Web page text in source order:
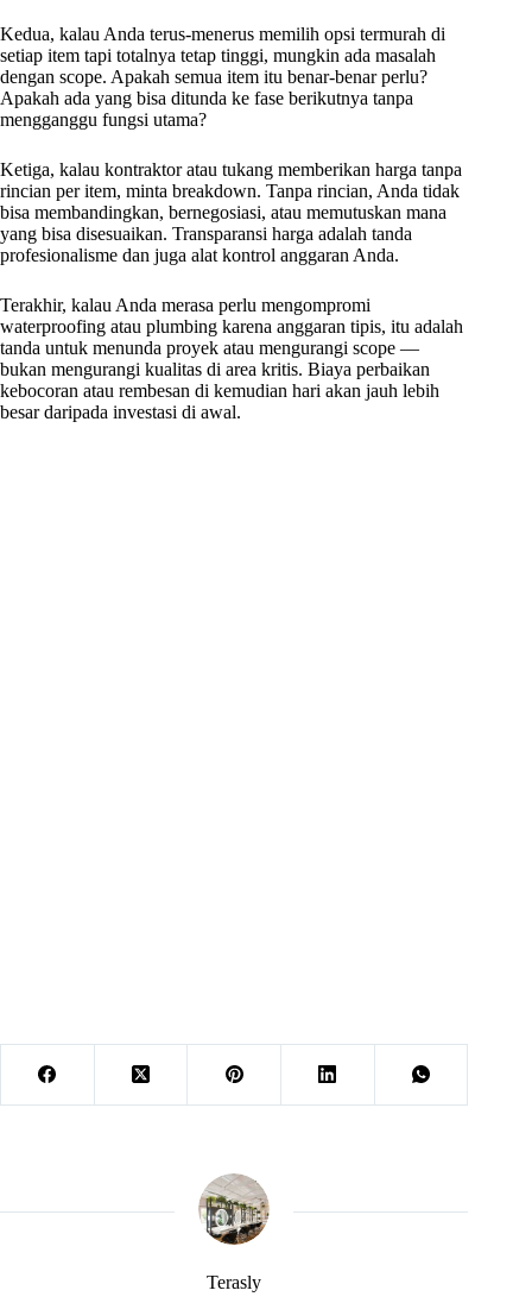
Kedua, kalau Anda terus-menerus memilih opsi termurah di
setiap item tapi totalnya tetap tinggi, mungkin ada masalah
dengan scope. Apakah semua item itu benar-benar perlu?
Apakah ada yang bisa ditunda ke fase berikutnya tanpa
mengganggu fungsi utama?
Ketiga, kalau kontraktor atau tukang memberikan harga tanpa
rincian per item, minta breakdown. Tanpa rincian, Anda tidak
bisa membandingkan, bernegosiasi, atau memutuskan mana
yang bisa disesuaikan. Transparansi harga adalah tanda
profesionalisme dan juga alat kontrol anggaran Anda.
Terakhir, kalau Anda merasa perlu mengompromi
waterproofing atau plumbing karena anggaran tipis, itu adalah
tanda untuk menunda proyek atau mengurangi scope —
bukan mengurangi kualitas di area kritis. Biaya perbaikan
kebocoran atau rembesan di kemudian hari akan jauh lebih
besar daripada investasi di awal.
Terasly